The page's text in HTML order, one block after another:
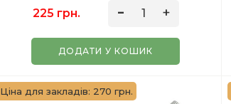
225 грн.
ДОДАТИ У КОШИК
Ціна для закладів: 270 грн.